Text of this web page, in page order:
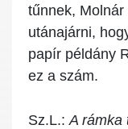
tűnnek,
utánajárni,
papír példány
ez a szám.
Sz.L.: A rámka